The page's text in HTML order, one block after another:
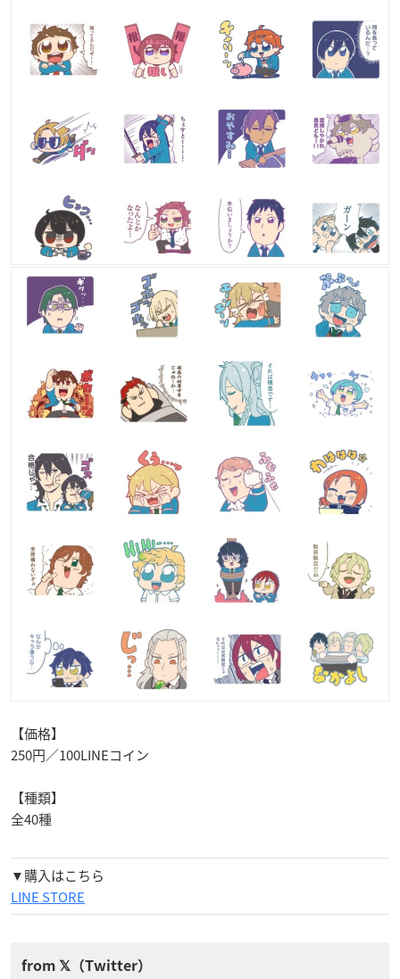
【価格】
250円／100LINEコイン
【種類】
全40種
▼購入はこちら
LINE STORE